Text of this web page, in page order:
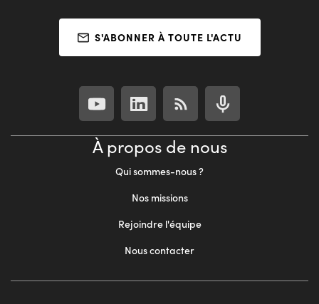
S'ABONNER À TOUTE L'ACTU
À propos de nous
Qui sommes-nous ?
Nos missions
Rejoindre l'équipe
Nous contacter